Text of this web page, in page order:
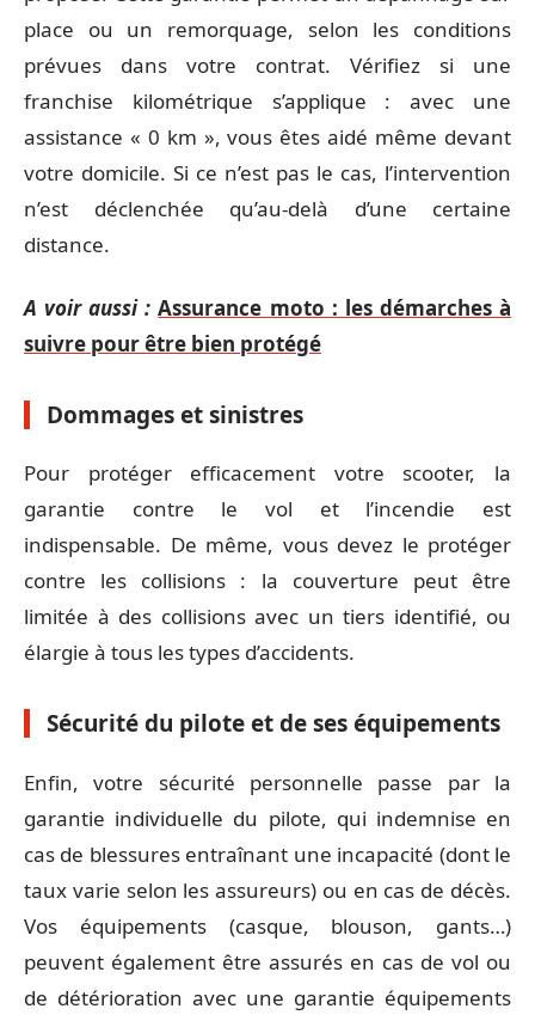
place ou un remorquage, selon les conditions
prévues dans votre contrat. Vérifiez si une
franchise kilométrique s’applique : avec une
assistance « 0 km », vous êtes aidé même devant
votre domicile. Si ce n’est pas le cas, l’intervention
n’est déclenchée qu’au-delà d’une certaine
distance.
A voir aussi : Assurance moto : les démarches à
suivre pour être bien protégé
Dommages et sinistres
Pour protéger efficacement votre scooter, la
garantie contre le vol et l’incendie est
indispensable. De même, vous devez le protéger
contre les collisions : la couverture peut être
limitée à des collisions avec un tiers identifié, ou
élargie à tous les types d’accidents.
Sécurité du pilote et de ses équipements
Enfin, votre sécurité personnelle passe par la
garantie individuelle du pilote, qui indemnise en
cas de blessures entraînant une incapacité (dont le
taux varie selon les assureurs) ou en cas de décès.
Vos équipements (casque, blouson, gants…)
peuvent également être assurés en cas de vol ou
de détérioration avec une garantie équipements